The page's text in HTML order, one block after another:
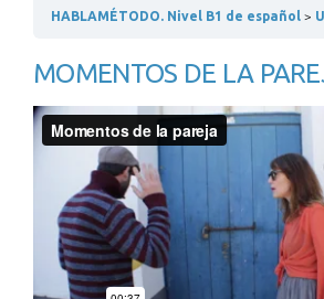
HABLAMÉTODO. Nivel B1 de español
MOMENTOS DE LA